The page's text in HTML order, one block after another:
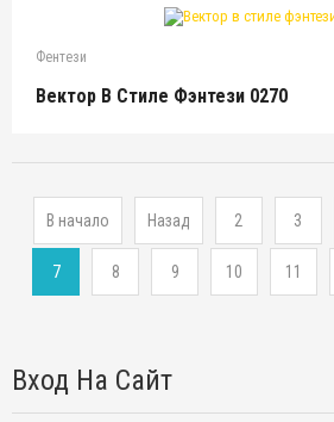
Фентези
Вектор В Стиле Фэнтези 0270
В начало Назад 2 3
7 8 9 10 11
Вход На Сайт